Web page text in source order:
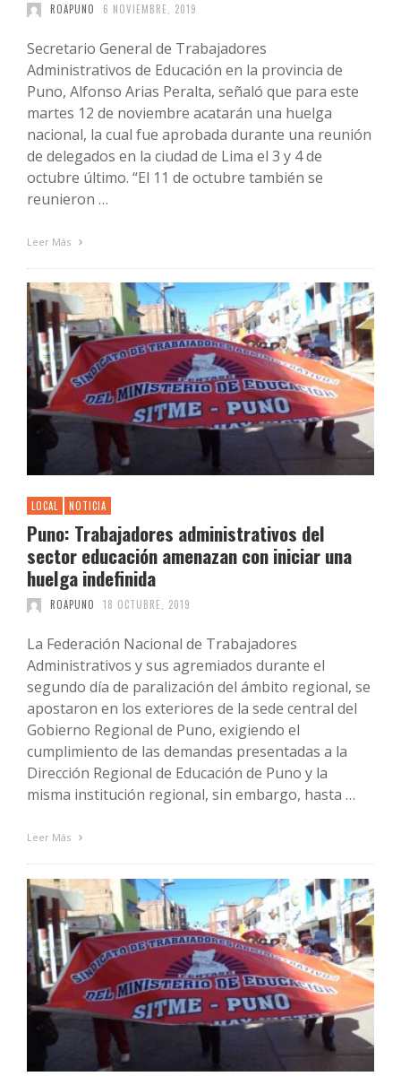
ROAPUNO 6 NOVIEMBRE, 2019
Secretario General de Trabajadores
Administrativos de Educación en la provincia de
Puno, Alfonso Arias Peralta, señaló que para este
martes 12 de noviembre acatarán una huelga
nacional, la cual fue aprobada durante una reunión
de delegados en la ciudad de Lima el 3 y 4 de
octubre último. “El 11 de octubre también se
reunieron …
Leer Más
LOCAL NOTICIA
Puno: Trabajadores administrativos del
sector educación amenazan con iniciar una
huelga indefinida
ROAPUNO 18 OCTUBRE, 2019
La Federación Nacional de Trabajadores
Administrativos y sus agremiados durante el
segundo día de paralización del ámbito regional, se
apostaron en los exteriores de la sede central del
Gobierno Regional de Puno, exigiendo el
cumplimiento de las demandas presentadas a la
Dirección Regional de Educación de Puno y la
misma institución regional, sin embargo, hasta …
Leer Más